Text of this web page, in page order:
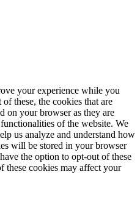
your experience while you
these, the cookies that are
on your browser as they are
of the website. We
us analyze and understand how
will be stored in your browser
the option to opt-out of these
these cookies may affect your